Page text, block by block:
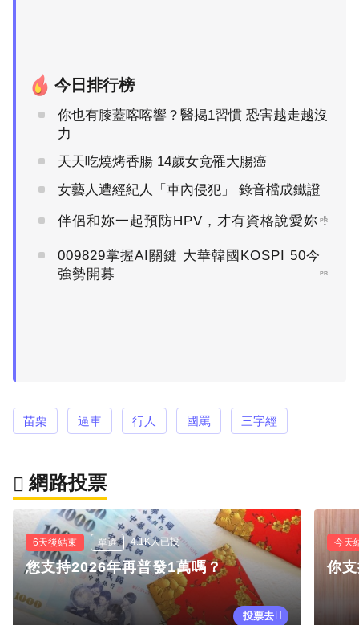
今日排行榜
你也有膝蓋喀喀響？醫揭1習慣 恐害越走越沒
力
天天吃燒烤香腸 14歲女竟罹大腸癌
女藝人遭經紀人「車內侵犯」 錄音檔成鐵證
伴侶和妳一起預防HPV，才有資格說愛妳！
PR
009829掌握AI關鍵 大華韓國KOSPI 50今
強勢開募
PR
苗栗 逼車 行人 國罵 三字經
網路投票
6天後結束 單選 4.1K人已投
您支持2026年再普發1萬嗎？
投票去
今天
你